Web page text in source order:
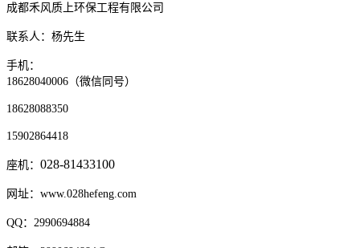
成都禾风质上环保工程有限公司
联系人：杨先生
手机：
18628040006（微信同号）
18628088350
15902864418
座机： 028-81433100
网址：www.028hefeng.com
QQ：2990694884